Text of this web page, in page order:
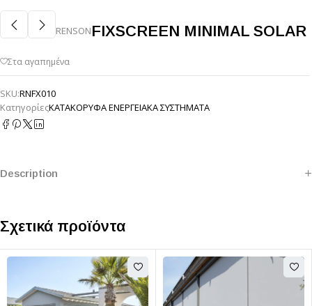
RENSONFIXSCREEN MINIMAL SOLAR
SKU:RNFX010
ΚατηγορίεςΚΑΤΑΚΟΡΥΦΑ ΕΝΕΡΓΕΙΑΚΑ ΣΥΣΤΗΜΑΤΑ
Description
Σχετικά προϊόντα